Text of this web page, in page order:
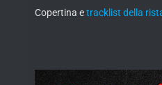
Copertina etracklist della